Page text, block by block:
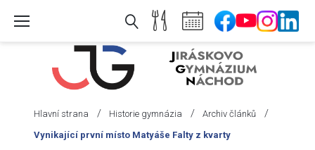
Hlavní strana / Historie gymnázia / Archiv článků /
Vynikající první místo Matyáše Falty z kvarty